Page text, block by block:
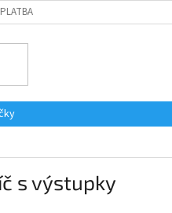
s výstupky